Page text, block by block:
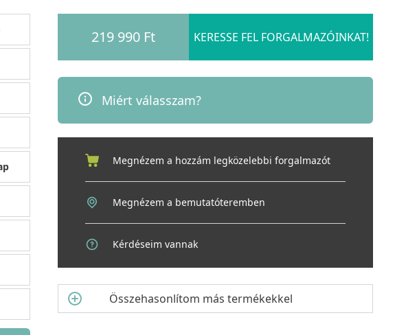
219 990 Ft KERESSE FEL FORGALMAZÓINKAT!
Miért válasszam?
Megnézem a hozzám legközelebbi forgalmazót
Megnézem a bemutatóteremben
Kérdéseim vannak
Összehasonlítom más termékekkel